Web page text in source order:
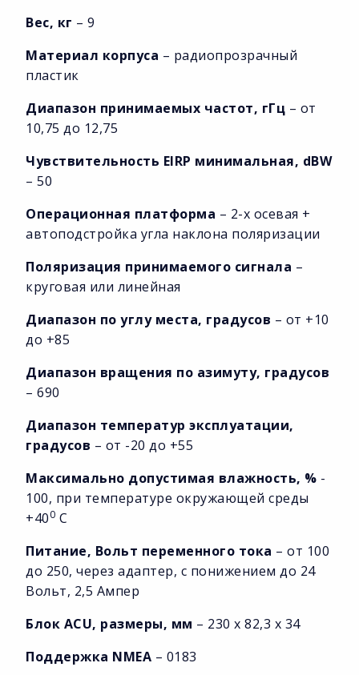
Вес, кг – 9
Материал корпуса – радиопрозрачный
пластик
Диапазон принимаемых частот, гГц – от
10,75 до 12,75
Чувствительность EIRP минимальная, dBW
– 50
Операционная платформа – 2-х осевая +
автоподстройка угла наклона поляризации
Поляризация принимаемого сигнала –
круговая или линейная
Диапазон по углу места, градусов – от +10
до +85
Диапазон вращения по азимуту, градусов
– 690
Диапазон температур эксплуатации,
градусов – от -20 до +55
Максимально допустимая влажность, % -
100, при температуре окружающей среды
+400 С
Питание, Вольт переменного тока – от 100
до 250, через адаптер, с понижением до 24
Вольт, 2,5 Ампер
Блок ACU, размеры, мм – 230 х 82,3 х 34
Поддержка NMEA – 0183